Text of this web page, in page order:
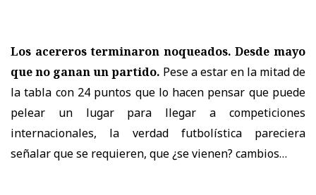
Los acereros terminaron noqueados. Desde mayo
que no ganan un partido. Pese a estar en la mitad de
la tabla con 24 puntos que lo hacen pensar que puede
pelear un lugar para llegar a competiciones
internacionales, la verdad futbolística pareciera
señalar que se requieren, que ¿se vienen? cambios…